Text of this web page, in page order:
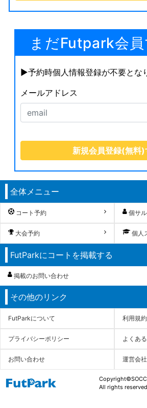
まだFutpark会
▶︎予約時個人情報登録が不要とな
メールアドレス
全体メニュー
コート予約 個サ
大会予約 個人
FutParkにコートを掲載する
掲載のお問い合わせ
その他のリンク
FutParkについて 利用規約
プライバシーポリシー よくあ
お問い合わせ 運営会社
All rights